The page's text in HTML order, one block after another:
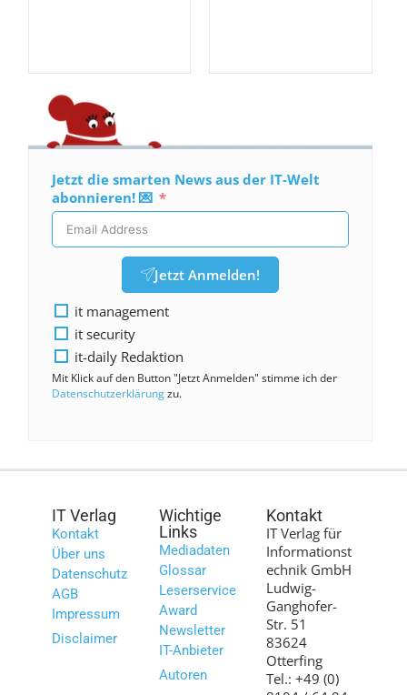
Jetzt die smarten News aus der IT-Welt
abonnieren! 💌
Jetzt Anmelden!
it management
it security
it-daily Redaktion
Mit Klick auf den Button "Jetzt Anmelden" stimme ich der
Datenschutzerklärungzu.
IT Verlag
Kontakt
Über uns
Datenschutz
AGB
Impressum
Disclaimer
Wichtige
Links
Mediadaten
Glossar
Leserservice
Award
Newsletter
IT-Anbieter
Autoren
Kontakt
IT Verlag für
Informationst
echnik GmbH
Ludwig-
Ganghofer-
Str. 51
83624
Otterfing
Tel.: +49 (0)